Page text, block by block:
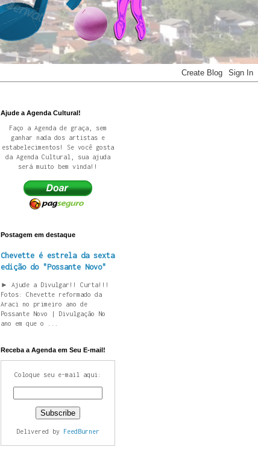
Ajude a Agenda Cultural!
Faço a Agenda de graça, sem
ganhar nada dos artistas e
estabelecimentos! Se você gosta
da Agenda Cultural, sua ajuda
será muito bem vinda!!
Postagem em destaque
Chevette é estrela da sexta
edição do "Possante Novo"
► Ajude a Divulgar!! Curta!!!
Fotos: Chevette reformado da
Araci no primeiro ano de
Possante Novo | Divulgação No
ano em que o ...
Receba a Agenda em Seu E-mail!
Coloque seu e-mail aqui:
Delivered by FeedBurner